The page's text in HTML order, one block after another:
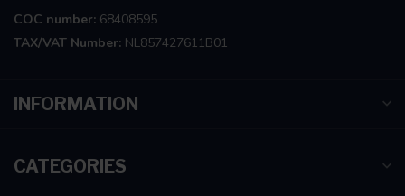
COC number: 68408595
TAX/VAT Number: NL857427611B01
INFORMATION
CATEGORIES